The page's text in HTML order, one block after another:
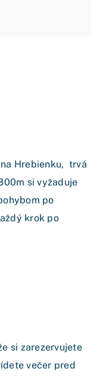
Hrebienku, trvá
si vyžaduje
po
krok po
si zarezervujete
večer pred